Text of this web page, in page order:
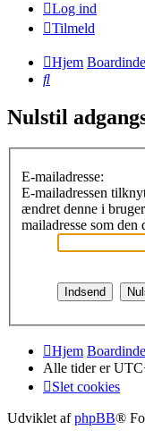
Log ind
Tilmeld
Hjem
Søg
Nulstil
E-mailadresse:
E-mailadressen
ændret denne i
mailadresse som
Hjem
Alle tider er
Slet cookies
Udviklet afphpBB®